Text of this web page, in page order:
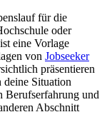
für die
oder
eine Vorlage
von Jobseeker
präsentieren
deine Situation
Berufserfahrung und
Abschnitt